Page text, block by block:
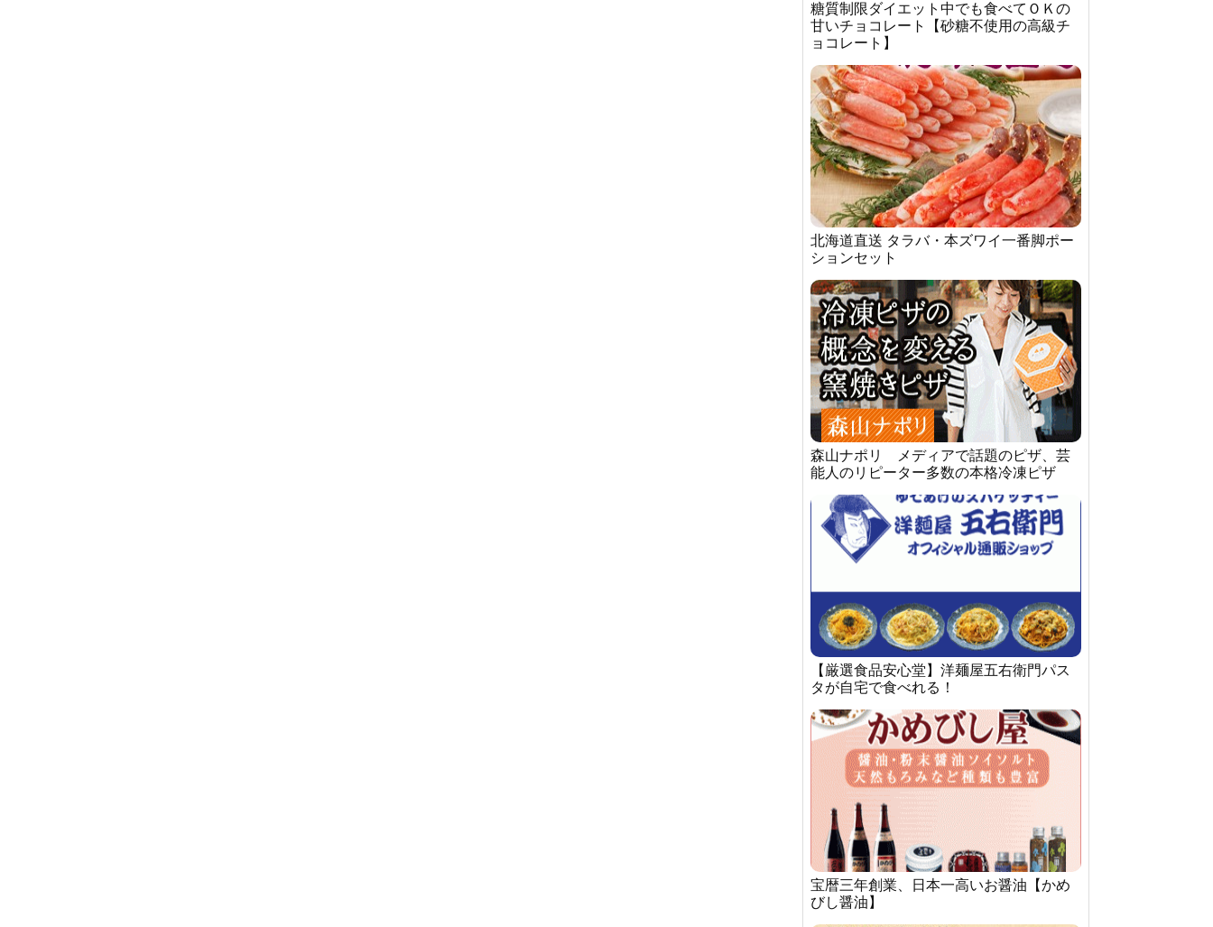
糖質制限ダイエット中でも食べてＯＫの
甘いチョコレート【砂糖不使用の高級チ
ョコレート】
北海道直送 タラバ・本ズワイ一番脚ポー
ションセット
森山ナポリ メディアで話題のピザ、芸
能人のリピーター多数の本格冷凍ピザ
【厳選食品安心堂】洋麺屋五右衛門パス
タが自宅で食べれる！
宝暦三年創業、日本一高いお醤油【かめ
びし醤油】